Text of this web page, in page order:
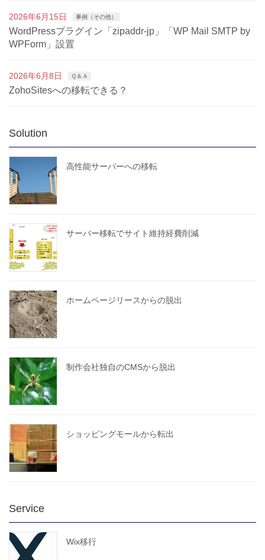
2026年6月15日 事例（その他）
WordPressプラグイン「zipaddr-jp」「WP Mail SMTP by
WPForm」設置
2026年6月8日 Ｑ＆Ａ
ZohoSitesへの移転できる？
Solution
高性能サーバーへの移転
サーバー移転でサイト維持経費削減
ホームページリースからの脱出
制作会社独自のCMSから脱出
ショッピングモールから転出
Service
Wix移行